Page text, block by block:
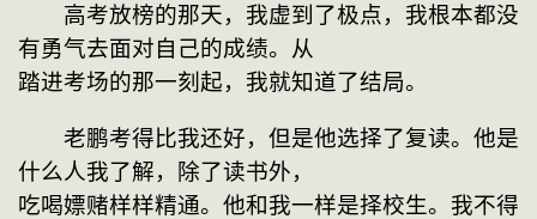
高考放榜的那天，我虚到了极点，我根本都没
有勇气去面对自己的成绩。从
踏进考场的那一刻起，我就知道了结局。
老鹏考得比我还好，但是他选择了复读。他是
什么人我了解，除了读书外，
吃喝嫖赌样样精通。他和我一样是择校生。我不得